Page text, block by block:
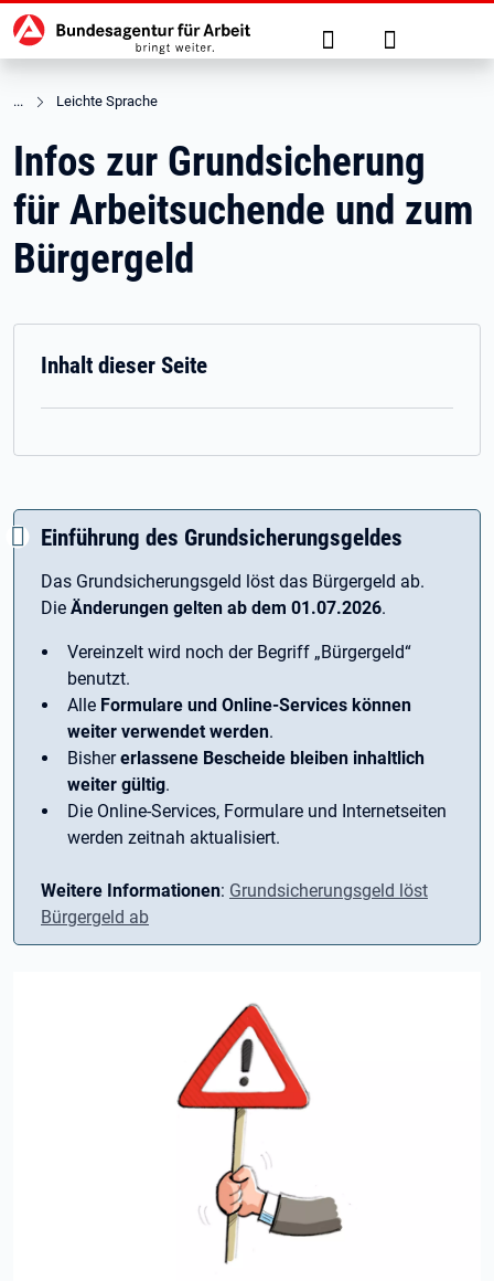
zu den Hauptinhalten springen
Hauptnavigation Suche Anmelden
Leichte Sprache
Infos zur Grundsicherung
für Arbeitsuchende und zum
Bürgergeld
Inhalt dieser Seite
Einführung des Grundsicherungsgeldes
Das Grundsicherungsgeld löst das Bürgergeld ab.
Die Änderungen gelten ab dem 01.07.2026.
Vereinzelt wird noch der Begriff ­„Bürgergeld“
benutzt.
Alle Formulare und Online-Services können
weiter verwendet werden.
Bishererlassene Bescheide bleiben inhaltlich
weiter gültig.
Die Online-Services, Formulare und Internetseiten
werden zeitnah aktualisiert.
Weitere Informationen: Grundsicherungsgeld löst
Bürgergeld ab